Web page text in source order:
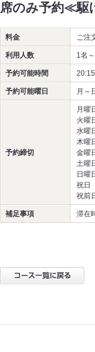
席のみ予約≪駆
料金 ご注
利用人数 1名～
予約可能時間
予約可能曜日 月～
予約締切
月曜
火曜
水曜
木曜
金曜
土曜
日曜
祝日
祝前
補足事項 滞在